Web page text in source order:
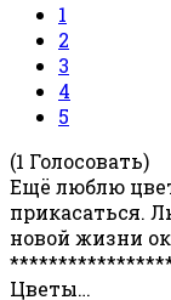
1
2
3
4
5
(1 Голосовать)
Ещё люблю
прикасаться.
новой жизни
Цветы…